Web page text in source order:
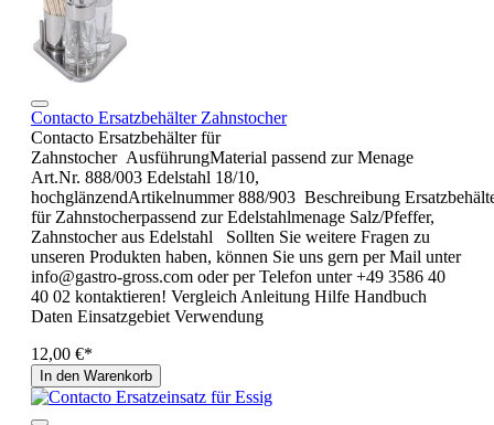
Contacto Ersatzbehälter Zahnstocher
Contacto Ersatzbehälter für
Zahnstocher AusführungMaterial passend zur Menage
Art.Nr. 888/003 Edelstahl 18/10,
hochglänzendArtikelnummer 888/903 Beschreibung
für Zahnstocherpassend zur Edelstahlmenage Salz/Pfeffer,
Zahnstocher aus Edelstahl Sollten Sie weitere Fragen zu
unseren Produkten haben, können Sie uns gern per Mail unter
info@gastro-gross.com oder per Telefon unter +49 3586 40
40 02 kontaktieren! Vergleich Anleitung Hilfe Handbuch
Daten Einsatzgebiet Verwendung
12,00 €*
In den Warenkorb